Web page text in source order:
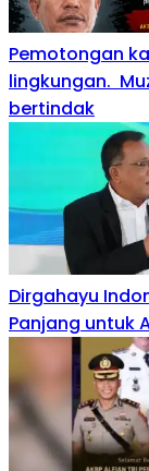
Pemotongan
lingkungan.
bertindak
Dirgahayu
Panjang untuk